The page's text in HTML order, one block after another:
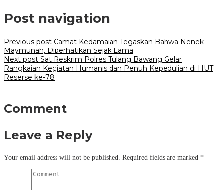
Post navigation
Previous post Camat Kedamaian Tegaskan Bahwa Nenek
Maymunah, Diperhatikan Sejak Lama
Next post Sat Reskrim Polres Tulang Bawang Gelar
Rangkaian Kegiatan Humanis dan Penuh Kepedulian di HUT
Reserse ke-78
Comment
Leave a Reply
Your email address will not be published. Required fields are marked *